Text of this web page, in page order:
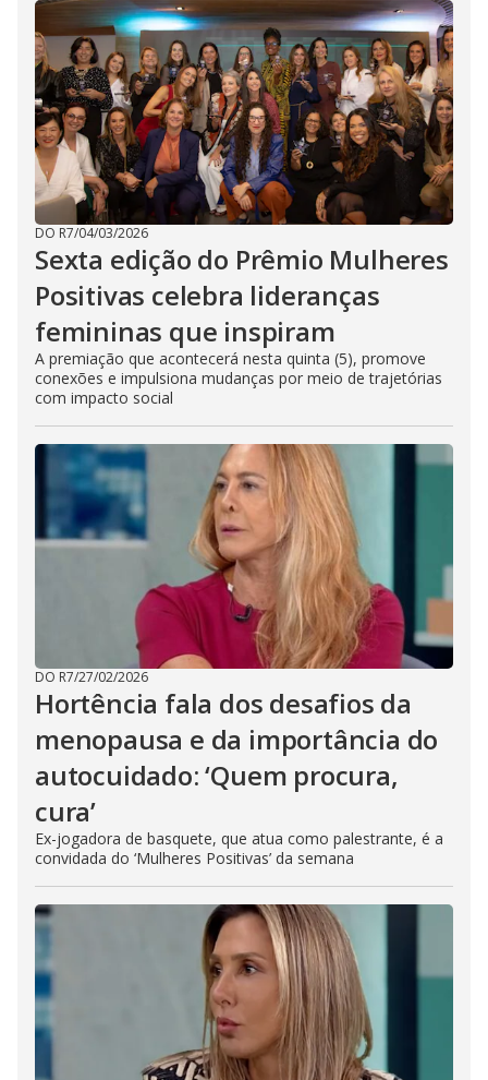
DO R7/04/03/2026
Sexta edição do Prêmio Mulheres
Positivas celebra lideranças
femininas que inspiram
A premiação que acontecerá nesta quinta (5), promove
conexões e impulsiona mudanças por meio de trajetórias
com impacto social
DO R7/27/02/2026
Hortência fala dos desafios da
menopausa e da importância do
autocuidado: ‘Quem procura,
cura’
Ex-jogadora de basquete, que atua como palestrante, é a
convidada do ‘Mulheres Positivas’ da semana